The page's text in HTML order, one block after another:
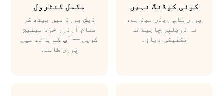
کوئی کوڈنگ نہیں
پوری شاپ ریڈی میڈ ہے،
نہ ڈویلپر چاہیے نہ
تکنیکی دباؤ۔
مکمل کنٹرول
ڈیش بورڈ میں بیٹھ کر
تمام آرڈرز خود مینیج
کریں — آپ کے ہاتھ میں
پوری طاقت۔